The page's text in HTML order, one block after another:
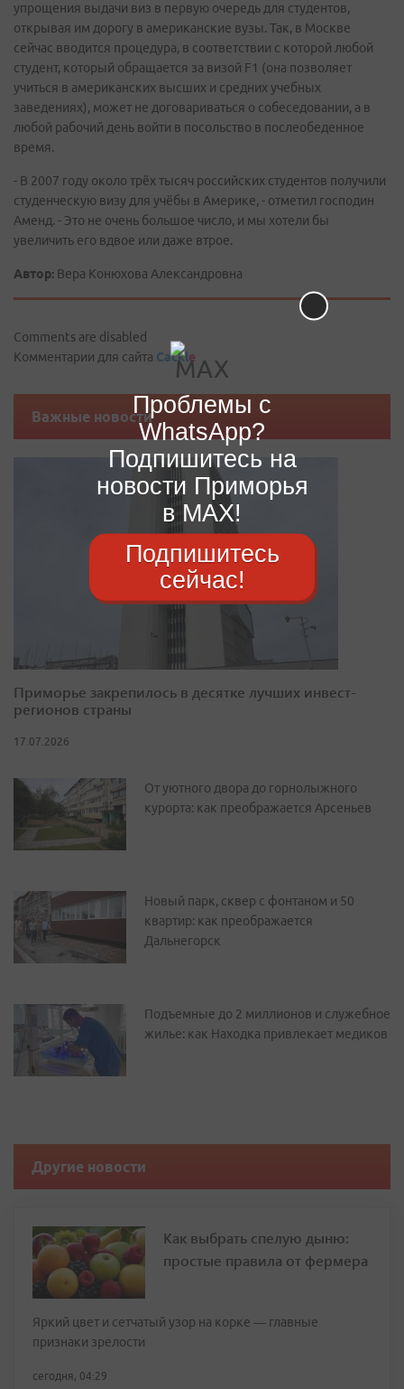
упрощения выдачи виз в первую очередь для студентов,
открывая им дорогу в американские вузы. Так, в Москве
сейчас вводится процедура, в соответствии с которой любой
студент, который обращается за визой F1 (она позволяет
учиться в американских высших и средних учебных
заведениях), может не договариваться о собеседовании, а в
любой рабочий день войти в посольство в послеобеденное
время.
- В 2007 году около трёх тысяч российских студентов получили
студенческую визу для учёбы в Америке, - отметил господин
Аменд. - Это не очень большое число, и мы хотели бы
увеличить его вдвое или даже втрое.
Автор: Вера Конюхова Александровна
Comments are disabled
Комментарии для сайта Cackle
Важные новости
Приморье закрепилось в десятке лучших инвест-
регионов страны
17.07.2026
От уютного двора до горнолыжного
курорта: как преображается Арсеньев
Новый парк, сквер с фонтаном и 50
квартир: как преображается
Дальнегорск
Подъемные до 2 миллионов и служебное
жилье: как Находка привлекает медиков
Другие новости
Как выбрать спелую дыню:
простые правила от фермера
Яркий цвет и сетчатый узор на корке — главные
признаки зрелости
сегодня, 04:29
Проблемы с
WhatsApp?
Подпишитесь на
новости Приморья
в MAX!
Подпишитесь
сейчас!